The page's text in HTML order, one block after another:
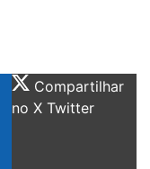
Compartilhar
no X Twitter